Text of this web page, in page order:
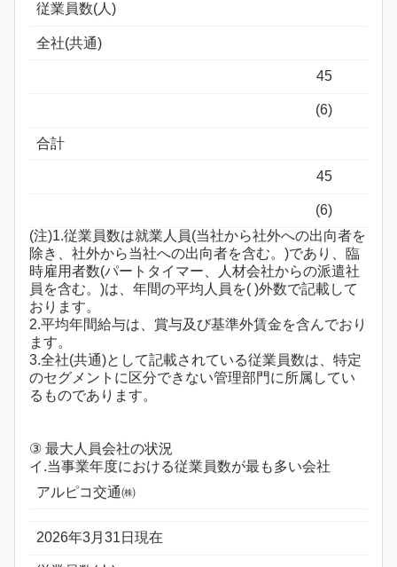
従業員数(人)
全社(共通)
45
(6)
合計
45
(6)
(注)1.従業員数は就業人員(当社から社外への出向者を
除き、社外から当社への出向者を含む。)であり、臨
時雇用者数(パートタイマー、人材会社からの派遣社
員を含む。)は、年間の平均人員を( )外数で記載して
おります。
2.平均年間給与は、賞与及び基準外賃金を含んでおり
ます。
3.全社(共通)として記載されている従業員数は、特定
のセグメントに区分できない管理部門に所属してい
るものであります。
③ 最大人員会社の状況
イ.当事業年度における従業員数が最も多い会社
アルピコ交通㈱
2026年3月31日現在